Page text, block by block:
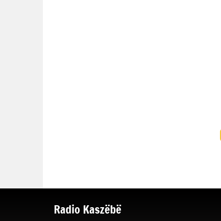
Radio Kaszëbë